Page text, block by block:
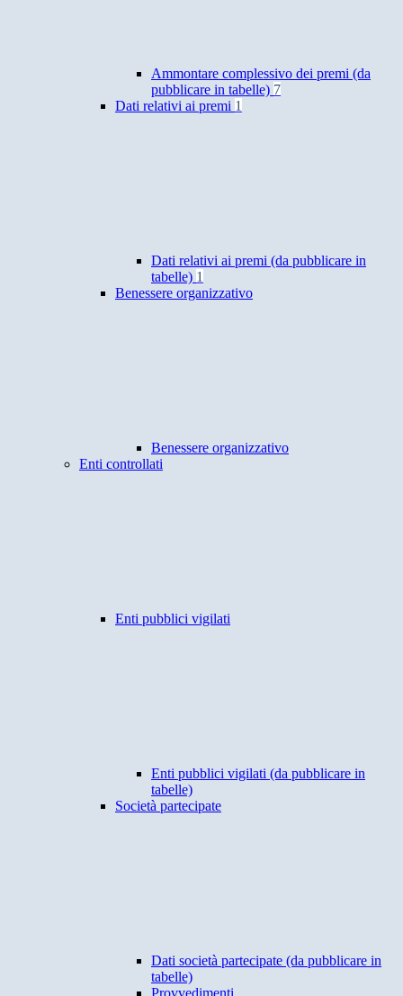
Ammontare complessivo dei premi (da
pubblicare in tabelle) 7
Dati relativi ai premi 1
Dati relativi ai premi (da pubblicare in
tabelle) 1
Benessere organizzativo
Benessere organizzativo
Enti controllati
Enti pubblici vigilati
Enti pubblici vigilati (da pubblicare in
tabelle)
Società partecipate
Dati società partecipate (da pubblicare in
tabelle)